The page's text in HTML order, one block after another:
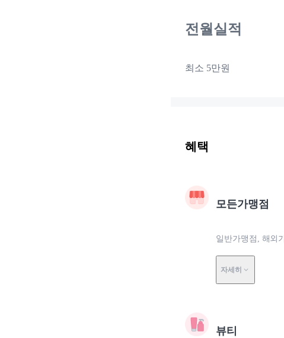
전월실적
최소 5만원
혜택
모든가맹점
일반가맹점, 해외
자세히
뷰티